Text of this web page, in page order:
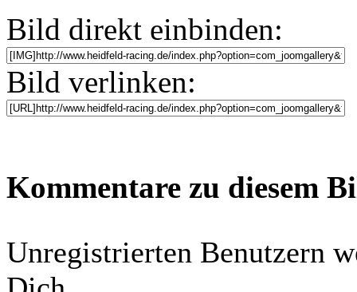
Bild direkt einbinden:
Bild verlinken:
Kommentare zu diesem
Unregistrierten Benutzern